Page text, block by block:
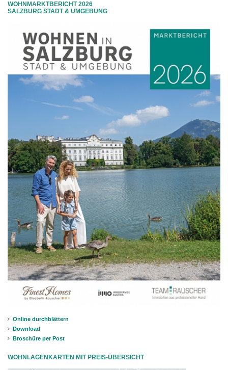
WOHNMARKTBERICHT 2026
SALZBURG STADT & UMGEBUNG
Online durchblättern
Download
Broschüre per Post
WOHNLAGENKARTEN MIT PREIS-ÜBERSICHT